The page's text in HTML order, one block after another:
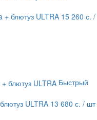
блютуз ULTRA 15 260 с. /
Быстрый
ULTRA 13 680 с. / шт